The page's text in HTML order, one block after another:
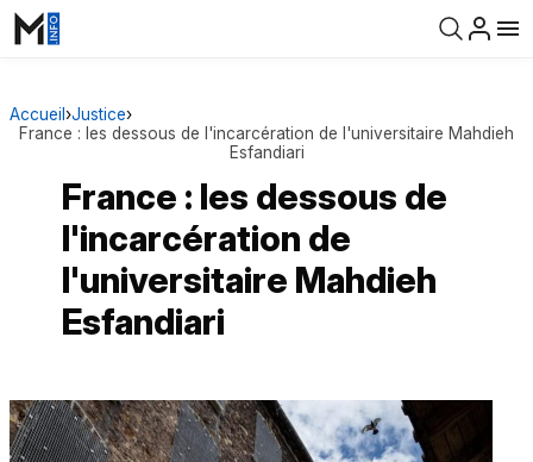
Accueil ›Justice›
France : les dessous de l'incarcération de l'universitaire Mahdieh
Esfandiari
France : les dessous de
l'incarcération de
l'universitaire Mahdieh
Esfandiari